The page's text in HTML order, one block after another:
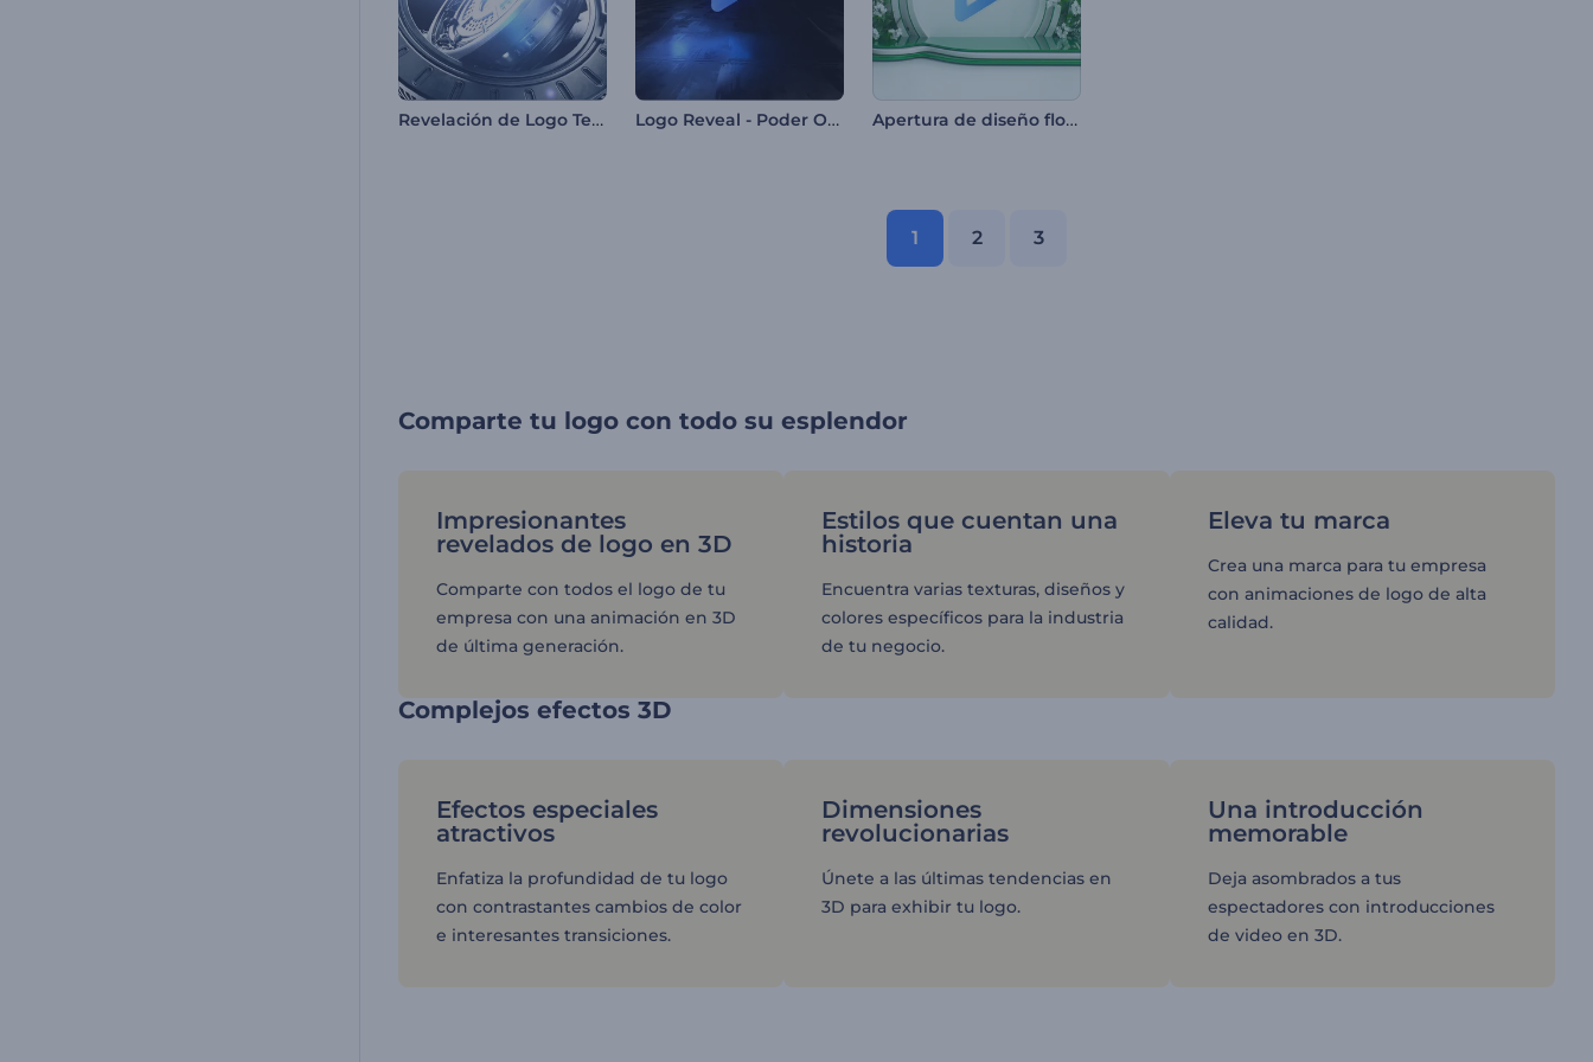
Revelación de Logo Tecnología 3D Logo Reveal - Poder Oscuro Apertura de diseño floral
1 2 3
Comparte tu logo con todo su esplendor
Impresionantes
revelados de logo en 3D
Comparte con todos el logo de tu
empresa con una animación en 3D
de última generación.
Estilos que cuentan una
historia
Encuentra varias texturas, diseños y
colores específicos para la industria
de tu negocio.
Eleva tu marca
Crea una marca para tu empresa
con animaciones de logo de alta
calidad.
Complejos efectos 3D
Efectos especiales
atractivos
Enfatiza la profundidad de tu logo
con contrastantes cambios de color
e interesantes transiciones.
Dimensiones
revolucionarias
Únete a las últimas tendencias en
3D para exhibir tu logo.
Una introducción
memorable
Deja asombrados a tus
espectadores con introducciones
de video en 3D.